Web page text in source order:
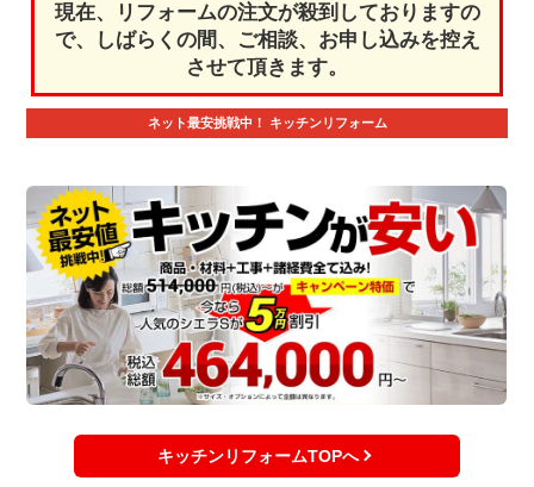
現在、リフォームの注文が殺到しておりますの
で、しばらくの間、ご相談、お申し込みを控え
させて頂きます。
ネット最安挑戦中！ キッチンリフォーム
キッチンリフォームTOPへ